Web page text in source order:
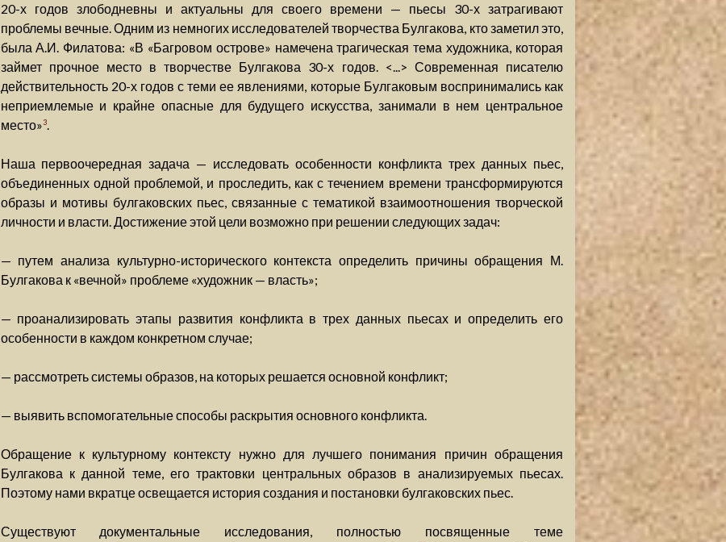
20-х годов злободневны и актуальны для своего времени — пьесы 30-х затрагивают
проблемы вечные. Одним из немногих исследователей творчества Булгакова, кто заметил это,
была А.И. Филатова: «В «Багровом острове» намечена трагическая тема художника, которая
займет прочное место в творчестве Булгакова 30-х годов. <...> Современная писателю
действительность 20-х годов с теми ее явлениями, которые Булгаковым воспринимались как
неприемлемые и крайне опасные для будущего искусства, занимали в нем центральное
место»3.
Наша первоочередная задача — исследовать особенности конфликта трех данных пьес,
объединенных одной проблемой, и проследить, как с течением времени трансформируются
образы и мотивы булгаковских пьес, связанные с тематикой взаимоотношения творческой
личности и власти. Достижение этой цели возможно при решении следующих задач:
— путем анализа культурно-исторического контекста определить причины обращения М.
Булгакова к «вечной» проблеме «художник — власть»;
— проанализировать этапы развития конфликта в трех данных пьесах и определить его
особенности в каждом конкретном случае;
— рассмотреть системы образов, на которых решается основной конфликт;
— выявить вспомогательные способы раскрытия основного конфликта.
Обращение к культурному контексту нужно для лучшего понимания причин обращения
Булгакова к данной теме, его трактовки центральных образов в анализируемых пьесах.
Поэтому нами вкратце освещается история создания и постановки булгаковских пьес.
Существуют документальные исследования, полностью посвященные теме